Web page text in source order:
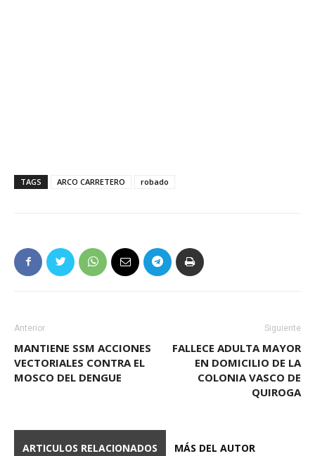
TAGS ARCO CARRETERO robado
Anterior
MANTIENE SSM ACCIONES
VECTORIALES CONTRA EL
MOSCO DEL DENGUE
Siguiente
FALLECE ADULTA MAYOR
EN DOMICILIO DE LA
COLONIA VASCO DE
QUIROGA
ARTICULOS RELACIONADOS MÁS DEL AUTOR